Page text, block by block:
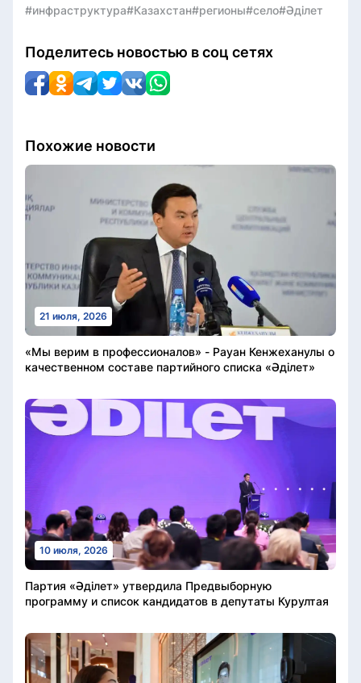
#инфраструктура#Казахстан#регионы#село#Әділет
Поделитесь новостью в соц сетях
Похожие новости
21 июля, 2026
«Мы верим в профессионалов» - Рауан Кенжеханулы о
качественном составе партийного списка «Әділет»
10 июля, 2026
Партия «Әділет» утвердила Предвыборную
программу и список кандидатов в депутаты Курултая